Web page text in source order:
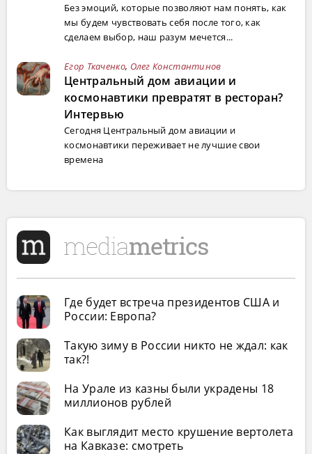
Без эмоций, которые позволяют нам понять, как
мы будем чувствовать себя после того, как
сделаем выбор, наш разум мечется...
Егор Ткаченко, Олег Константинов
Центральный дом авиации и
космонавтики превратят в ресторан?
Интервью
Сегодня Центральный дом авиации и
космонавтики переживает не лучшие свои
времена
Где будет встреча президентов США и
России: Европа?
Такую зиму в России никто не ждал: как
так?!
На Урале из казны были украдены 18
миллионов рублей
Как выглядит место крушение вертолета
на Кавказе: смотреть